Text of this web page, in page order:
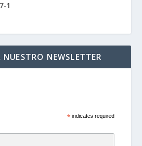
1
NUESTRO NEWSLETTER
*indicates required